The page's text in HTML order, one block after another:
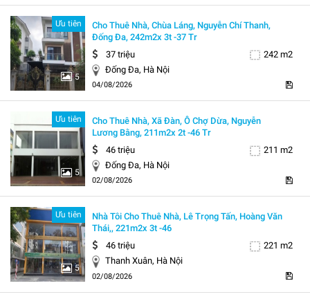
5
Ưu tiên
Cho Thuê Nhà, Chùa Láng, Nguyễn Chí Thanh,
Đống Đa, 242m2x 3t -37 Tr
37 triệu
242 m2
Đống Đa, Hà Nội
04/08/2026
5
Ưu tiên
Cho Thuê Nhà, Xã Đàn, Ô Chợ Dừa, Nguyễn
Lương Bằng, 211m2x 2t -46 Tr
46 triệu
211 m2
Đống Đa, Hà Nội
02/08/2026
5
Ưu tiên
Nhà Tôi Cho Thuê Nhà, Lê Trọng Tấn, Hoàng Văn
Thái,, 221m2x 3t -46
46 triệu
221 m2
Thanh Xuân, Hà Nội
02/08/2026